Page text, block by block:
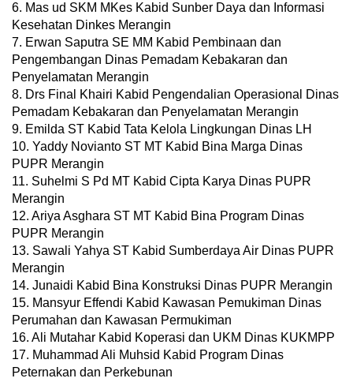
6. Mas ud SKM MKes Kabid Sunber Daya dan Informasi
Kesehatan Dinkes Merangin
7. Erwan Saputra SE MM Kabid Pembinaan dan
Pengembangan Dinas Pemadam Kebakaran dan
Penyelamatan Merangin
8. Drs Final Khairi Kabid Pengendalian Operasional Dinas
Pemadam Kebakaran dan Penyelamatan Merangin
9. Emilda ST Kabid Tata Kelola Lingkungan Dinas LH
10. Yaddy Novianto ST MT Kabid Bina Marga Dinas
PUPR Merangin
11. Suhelmi S Pd MT Kabid Cipta Karya Dinas PUPR
Merangin
12. Ariya Asghara ST MT Kabid Bina Program Dinas
PUPR Merangin
13. Sawali Yahya ST Kabid Sumberdaya Air Dinas PUPR
Merangin
14. Junaidi Kabid Bina Konstruksi Dinas PUPR Merangin
15. Mansyur Effendi Kabid Kawasan Pemukiman Dinas
Perumahan dan Kawasan Permukiman
16. Ali Mutahar Kabid Koperasi dan UKM Dinas KUKMPP
17. Muhammad Ali Muhsid Kabid Program Dinas
Peternakan dan Perkebunan